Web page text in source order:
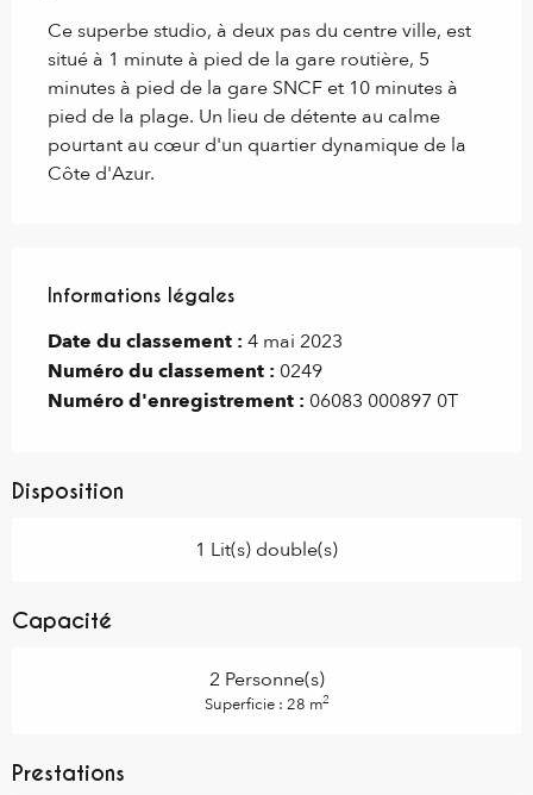
Ce superbe studio, à deux pas du centre ville, est
situé à 1 minute à pied de la gare routière, 5
minutes à pied de la gare SNCF et 10 minutes à
pied de la plage. Un lieu de détente au calme
pourtant au cœur d'un quartier dynamique de la
Côte d'Azur.
Informations légales
Informations légales
Date du classement : 4 mai 2023
Numéro du classement : 0249
Numéro d'enregistrement : 06083 000897 0T
Disposition
1 Lit(s) double(s)
Capacité
2 Personne(s)
Superficie : 28 m2
Prestations